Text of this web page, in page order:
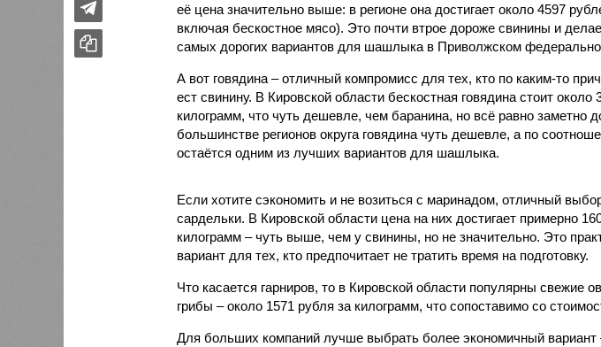
её цена значительно выше: в регионе она достигает около 4597
включая бескостное мясо). Это почти втрое дороже свинины и
самых дорогих вариантов для шашлыка в Приволжском
А вот говядина – отличный компромисс для тех, кто по каким-то
ест свинину. В Кировской области бескостная говядина стоит около
килограмм, что чуть дешевле, чем баранина, но всё равно заметно
большинстве регионов округа говядина чуть дешевле, а по
остаётся одним из лучших вариантов для шашлыка.
Если хотите сэкономить и не возиться с маринадом, отличный
сардельки. В Кировской области цена на них достигает примерно
килограмм – чуть выше, чем у свинины, но не значительно. Это
вариант для тех, кто предпочитает не тратить время на подготовку.
Что касается гарниров, то в Кировской области популярны свежие
грибы – около 1571 рубля за килограмм, что сопоставимо со
Для больших компаний лучше выбрать более экономичный вариант